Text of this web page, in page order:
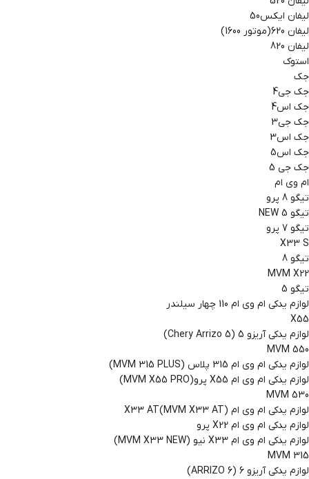
لیفان ایکس50
لیفان 620(موتور 1600)
لیفان 820
استوک
جک
جک جی4
جک اس4
جک جی3
جک اس3
جک اس5
جک جی 5
ام وی ام
تیگو 8 پرو
تیگو 5 NEW
تیگو 7 پرو
X33 S
تیگو 8
MVM X22
تیگو 5
لوازم یدکی ام وی ام 110 چهار سیلندر
X55
لوازم یدکی آریزو 5 (Chery Arrizo 5)
MVM 550
لوازم یدکی ام وی ام 315 پلاس (MVM 315 PLUS)
لوازم یدکی ام وی ام X55 پرو(MVM X55 PRO)
MVM 530
لوازم یدکی ام وی ام X33 AT(MVM X33 AT)
لوازم یدکی ام وی ام X22 پرو
لوازم یدکی ام وی ام X33 نیو (MVM X33 NEW)
MVM 315
لوازم یدکی آریزو 6 (ARRIZO 6)